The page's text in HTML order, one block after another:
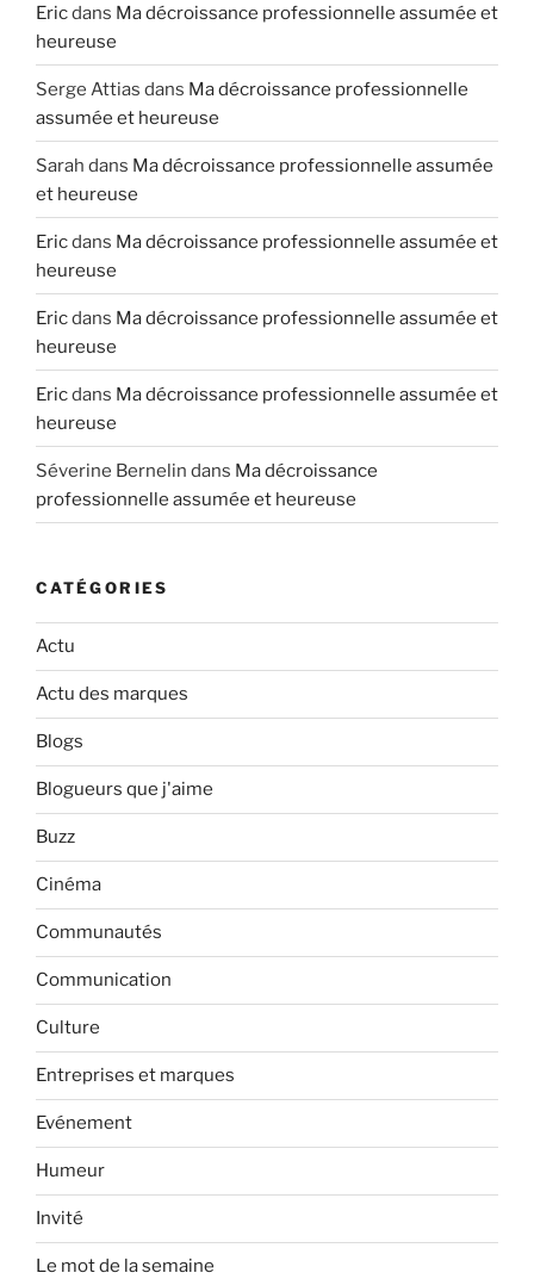
Ericdans Ma décroissance professionnelle assumée et
heureuse
Serge Attias dans Ma décroissance professionnelle
assumée et heureuse
Sarah dans Ma décroissance professionnelle assumée
et heureuse
Ericdans Ma décroissance professionnelle assumée et
heureuse
Ericdans Ma décroissance professionnelle assumée et
heureuse
Ericdans Ma décroissance professionnelle assumée et
heureuse
Séverine Bernelin dans Ma décroissance
professionnelle assumée et heureuse
CATÉGORIES
Actu
Actu des marques
Blogs
Blogueurs que j'aime
Buzz
Cinéma
Communautés
Communication
Culture
Entreprises et marques
Evénement
Humeur
Invité
Le mot de la semaine